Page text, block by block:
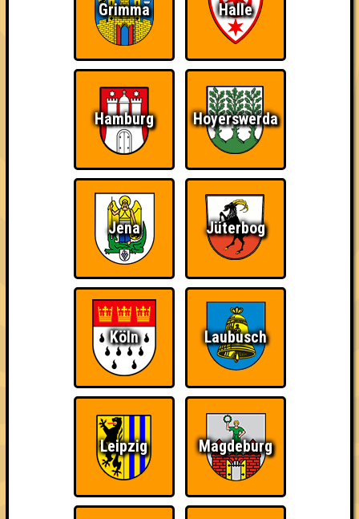
SOUNDCHECK No. 43 //
Hamburg
Das Musikquiz im Grünen Jäger · 25.11.2025 · Grüner Jäger
Angemeldete Teams
Grimma Halle
Hamburg Hoyerswerda
Jena Jüterbog
Köln Laubusch
Leipzig Magdeburg